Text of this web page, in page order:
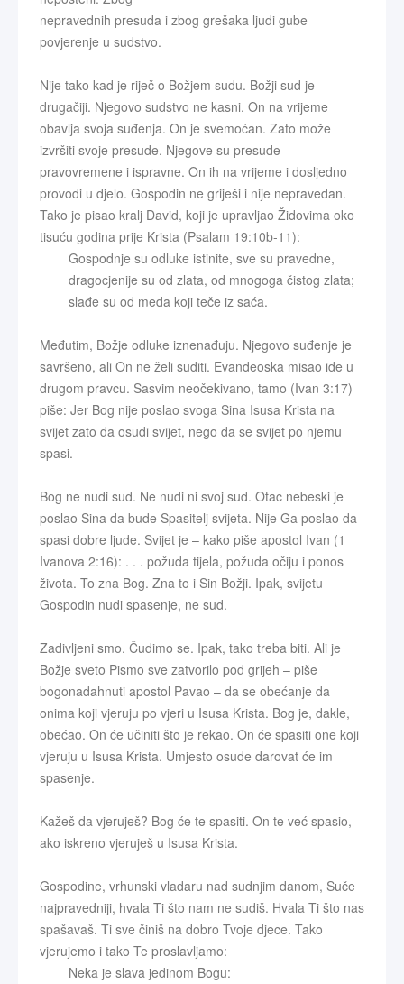
nepravednih presuda i zbog grešaka ljudi gube
povjerenje u sudstvo.
Nije tako kad je riječ o Božjem sudu. Božji sud je
drugačiji. Njegovo sudstvo ne kasni. On na vrijeme
obavlja svoja suđenja. On je svemoćan. Zato može
izvršiti svoje presude. Njegove su presude
pravovremene i ispravne. On ih na vrijeme i dosljedno
provodi u djelo. Gospodin ne griješi i nije nepravedan.
Tako je pisao kralj David, koji je upravljao Židovima oko
tisuću godina prije Krista (Psalam 19:10b-11):
Gospodnje su odluke istinite, sve su pravedne,
dragocjenije su od zlata, od mnogoga čistog zlata;
slađe su od meda koji teče iz saća.
Međutim, Božje odluke iznenađuju. Njegovo suđenje je
savršeno, ali On ne želi suditi. Evanđeoska misao ide u
drugom pravcu. Sasvim neočekivano, tamo (Ivan 3:17)
piše: Jer Bog nije poslao svoga Sina Isusa Krista na
svijet zato da osudi svijet, nego da se svijet po njemu
spasi.
Bog ne nudi sud. Ne nudi ni svoj sud. Otac nebeski je
poslao Sina da bude Spasitelj svijeta. Nije Ga poslao da
spasi dobre ljude. Svijet je – kako piše apostol Ivan (1
Ivanova 2:16): . . . požuda tijela, požuda očiju i ponos
života. To zna Bog. Zna to i Sin Božji. Ipak, svijetu
Gospodin nudi spasenje, ne sud.
Zadivljeni smo. Čudimo se. Ipak, tako treba biti. Ali je
Božje sveto Pismo sve zatvorilo pod grijeh – piše
bogonadahnuti apostol Pavao – da se obećanje da
onima koji vjeruju po vjeri u Isusa Krista. Bog je, dakle,
obećao. On će učiniti što je rekao. On će spasiti one koji
vjeruju u Isusa Krista. Umjesto osude darovat će im
spasenje.
Kažeš da vjeruješ? Bog će te spasiti. On te već spasio,
ako iskreno vjeruješ u Isusa Krista.
Gospodine, vrhunski vladaru nad sudnjim danom, Suče
najpravedniji, hvala Ti što nam ne sudiš. Hvala Ti što nas
spašavaš. Ti sve činiš na dobro Tvoje djece. Tako
vjerujemo i tako Te proslavljamo:
Neka je slava jedinom Bogu: